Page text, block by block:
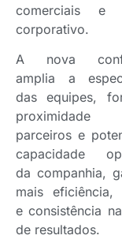
comerciais e
corporativo.
A nova
amplia a
das equipes,
parceiros e
capacidade
da companhia,
mais eficiência,
e consistência
de resultados.